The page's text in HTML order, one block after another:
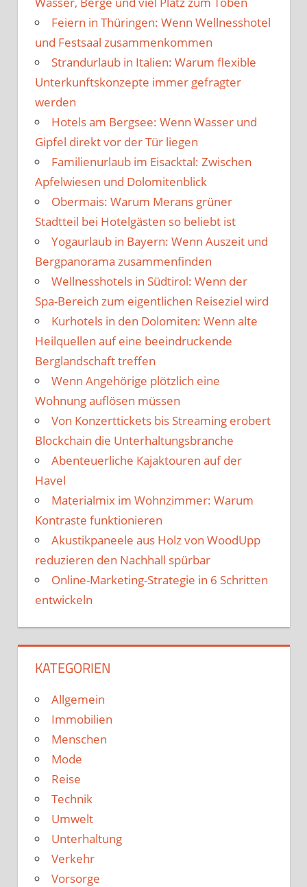
Feiern in Thüringen: Wenn Wellnesshotel
und Festsaal zusammenkommen
Strandurlaub in Italien: Warum flexible
Unterkunftskonzepte immer gefragter
werden
Hotels am Bergsee: Wenn Wasser und
Gipfel direkt vor der Tür liegen
Familienurlaub im Eisacktal: Zwischen
Apfelwiesen und Dolomitenblick
Obermais: Warum Merans grüner
Stadtteil bei Hotelgästen so beliebt ist
Yogaurlaub in Bayern: Wenn Auszeit und
Bergpanorama zusammenfinden
Wellnesshotels in Südtirol: Wenn der
Spa-Bereich zum eigentlichen Reiseziel wird
Kurhotels in den Dolomiten: Wenn alte
Heilquellen auf eine beeindruckende
Berglandschaft treffen
Wenn Angehörige plötzlich eine
Wohnung auflösen müssen
Von Konzerttickets bis Streaming erobert
Blockchain die Unterhaltungsbranche
Abenteuerliche Kajaktouren auf der
Havel
Materialmix im Wohnzimmer: Warum
Kontraste funktionieren
Akustikpaneele aus Holz von WoodUpp
reduzieren den Nachhall spürbar
Online-Marketing-Strategie in 6 Schritten
entwickeln
KATEGORIEN
Allgemein
Immobilien
Menschen
Mode
Reise
Technik
Umwelt
Unterhaltung
Verkehr
Vorsorge